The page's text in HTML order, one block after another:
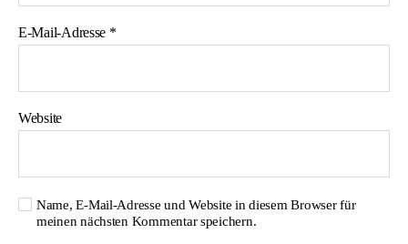
E-Mail-Adresse *
Website
Name, E-Mail-Adresse und Website in diesem Browser für
meinen nächsten Kommentar speichern.